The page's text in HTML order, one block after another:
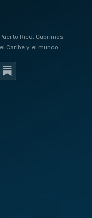
Rico. Cubrimos
Caribe y el mundo.